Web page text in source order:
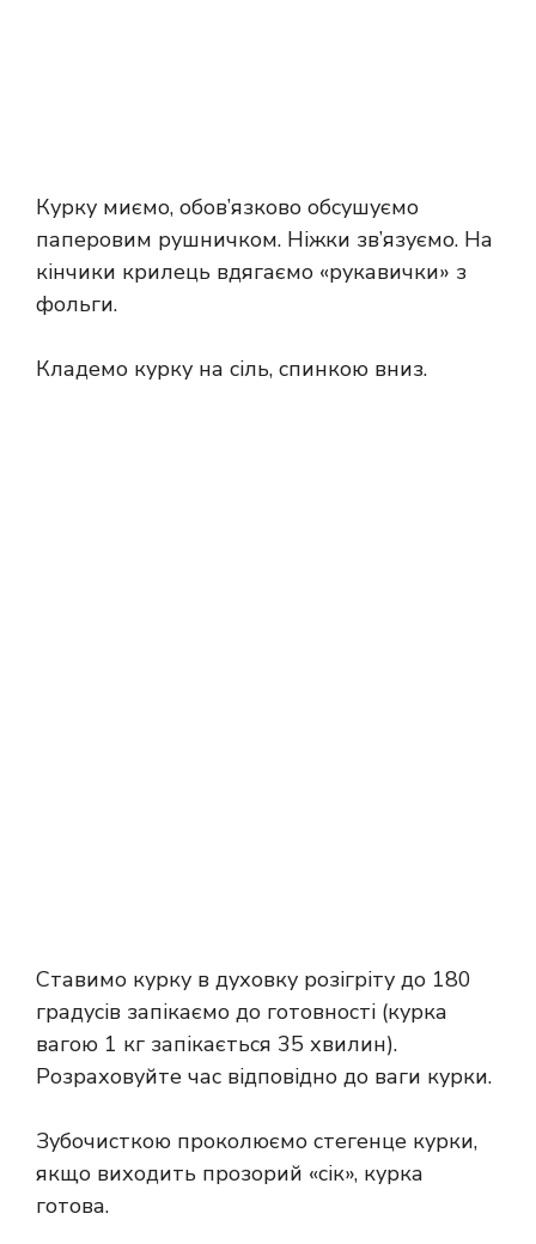
Курку миємо, обов’язково обсушуємо
паперовим рушничком. Ніжки зв’язуємо. На
кінчики крилець вдягаємо «рукавички» з
фольги.
Кладемо курку на сіль, спинкою вниз.
Ставимо курку в духовку розігріту до 180
градусів запікаємо до готовності (курка
вагою 1 кг запікається 35 хвилин).
Розраховуйте час відповідно до ваги курки.
Зубочисткою проколюємо стегенце курки,
якщо виходить прозорий «сік», курка
готова.